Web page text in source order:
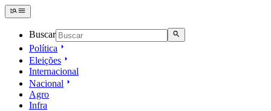
Buscar
Política
Eleições
Internacional
Nacional
Agro
Infra